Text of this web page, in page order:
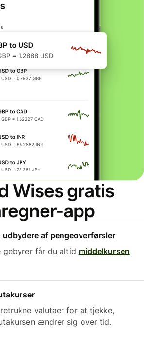
Wises gratis
app
udbydere af pengeoverførsler
gebyrer får du altid middelkursen
valutaer for at tjekke,
ændrer sig over tid.